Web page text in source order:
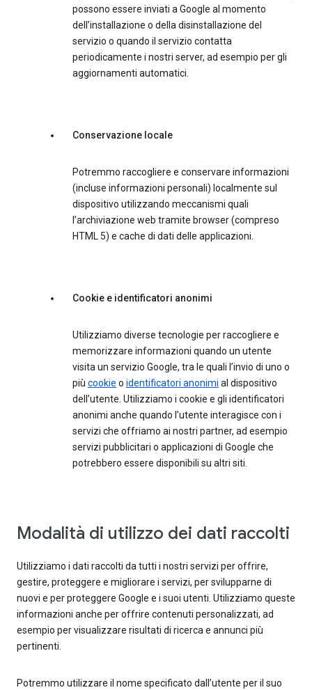
possono essere inviati a Google al momento
dell’installazione o della disinstallazione del
servizio o quando il servizio contatta
periodicamente i nostri server, ad esempio per gli
aggiornamenti automatici.
Conservazione locale
Potremmo raccogliere e conservare informazioni
(incluse informazioni personali) localmente sul
dispositivo utilizzando meccanismi quali
l’archiviazione web tramite browser (compreso
HTML 5) e cache di dati delle applicazioni.
Cookie e identificatori anonimi
Utilizziamo diverse tecnologie per raccogliere e
memorizzare informazioni quando un utente
visita un servizio Google, tra le quali l’invio di uno o
più cookie o identificatori anonimi al dispositivo
dell’utente. Utilizziamo i cookie e gli identificatori
anonimi anche quando l’utente interagisce con i
servizi che offriamo ai nostri partner, ad esempio
servizi pubblicitari o applicazioni di Google che
potrebbero essere disponibili su altri siti.
Modalità di utilizzo dei dati raccolti
Utilizziamo i dati raccolti da tutti i nostri servizi per offrire,
gestire, proteggere e migliorare i servizi, per svilupparne di
nuovi e per proteggere Google e i suoi utenti. Utilizziamo queste
informazioni anche per offrire contenuti personalizzati, ad
esempio per visualizzare risultati di ricerca e annunci più
pertinenti.
Potremmo utilizzare il nome specificato dall’utente per il suo